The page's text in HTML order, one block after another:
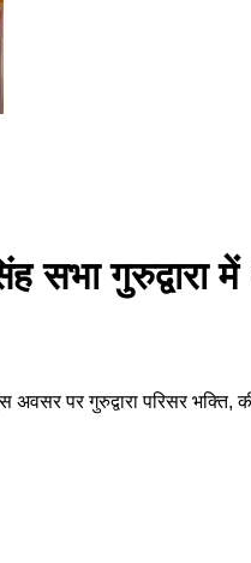
सभा
पर गुरुद्वारा परिसर भक्ति,